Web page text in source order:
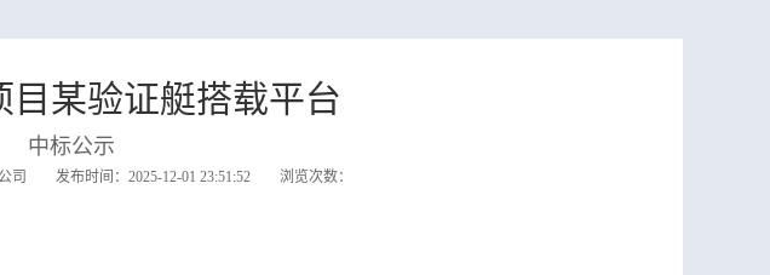
目某验证艇搭载平台
中标公示
公司 发布时间：2025-12-01 23:51:52 浏览次数：